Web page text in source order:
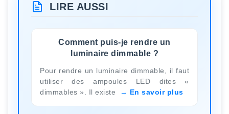
LIRE AUSSI
Comment puis-je rendre un
luminaire dimmable ?
Pour rendre un luminaire dimmable, il faut
utiliser des ampoules LED dites «
dimmables ». Il existe
En savoir plus